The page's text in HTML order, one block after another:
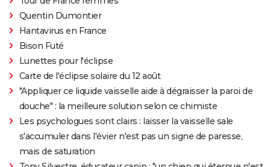
Quentin Dumontier
Hantavirus en France
Bison Futé
Lunettes pour l'éclipse
Carte de l'éclipse solaire du 12 août
"Appliquer ce liquide vaisselle aide à dégraisser la paroi de
douche" : la meilleure solution selon ce chimiste
Les psychologues sont clairs : laisser la vaisselle sale
s'accumuler dans l'évier n'est pas un signe de paresse,
mais de saturation